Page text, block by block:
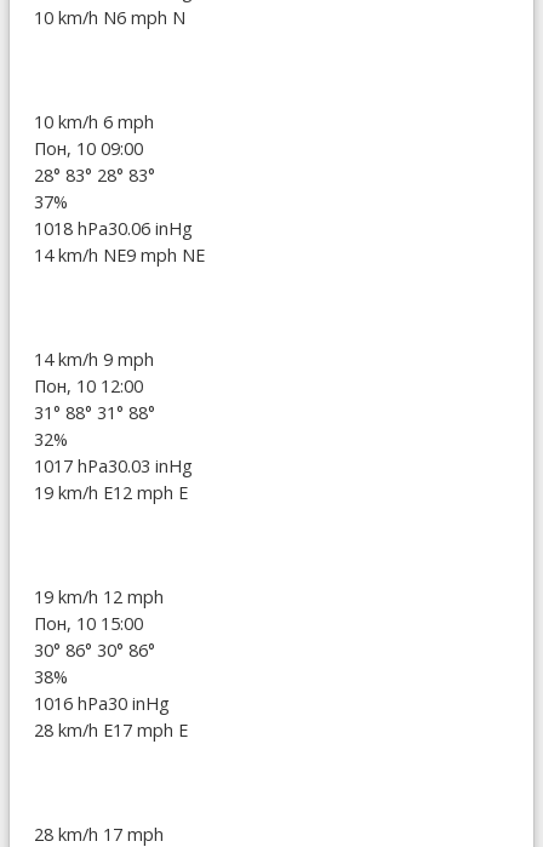
10 km/h N6 mph N
10 km/h 6 mph
Пон, 10 09:00
28° 83° 28° 83°
37%
1018 hPa30.06 inHg
14 km/h NE9 mph NE
14 km/h 9 mph
Пон, 10 12:00
31° 88° 31° 88°
32%
1017 hPa30.03 inHg
19 km/h E12 mph E
19 km/h 12 mph
Пон, 10 15:00
30° 86° 30° 86°
38%
1016 hPa30 inHg
28 km/h E17 mph E
28 km/h 17 mph